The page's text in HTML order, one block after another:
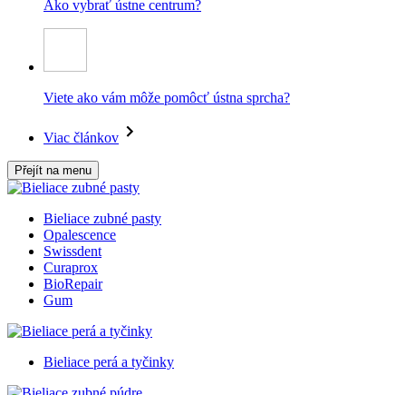
Ako vybrať ústne centrum?
Viete ako vám môže pomôcť ústna sprcha?
Viac článkov
Přejít na menu
Bieliace zubné pasty
Opalescence
Swissdent
Curaprox
BioRepair
Gum
Bieliace perá a tyčinky